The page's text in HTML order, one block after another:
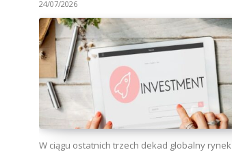
24/07/2026
W ciągu ostatnich trzech dekad globalny rynek